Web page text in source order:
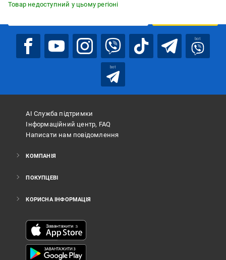
Товар недоступний у цьому регіоні
bot
bot
АІ Служба підтримки
Інформаційний центр, FAQ
Написати нам повідомлення
КОМПАНІЯ
ПОКУПЦЕВІ
КОРИСНА ІНФОРМАЦІЯ